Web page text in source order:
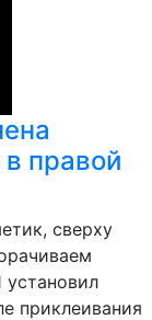
правой
сверху
установил
приклеивания